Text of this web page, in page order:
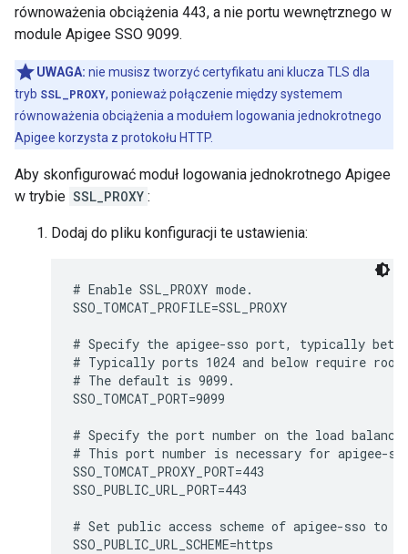
równoważenia obciążenia 443, a nie portu wewnętrznego w
module Apigee SSO 9099.
UWAGA: nie musisz tworzyć certyfikatu ani klucza TLS dla
tryb SSL_PROXY, ponieważ połączenie między systemem
równoważenia obciążenia a modułem logowania jednokrotnego
Apigee korzysta z protokołu HTTP.
Aby skonfigurować moduł logowania jednokrotnego Apigee
w trybie SSL_PROXY :
Dodaj do pliku konfiguracji te ustawienia:
# Enable SSL_PROXY mode.
SSO_TOMCAT_PROFILE=SSL_PROXY
# Specify the apigee-sso port, typically
# Typically ports 1024 and below require root
# The default is 9099.
SSO_TOMCAT_PORT=9099
# Specify the port number on the load
# This port number is necessary for apigee-
SSO_TOMCAT_PROXY_PORT=443
SSO_PUBLIC_URL_PORT=443
# Set public access scheme of apigee-sso to
SSO_PUBLIC_URL_SCHEME=https